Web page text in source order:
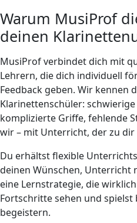
Warum MusiProf
deinen
MusiProf verbindet dich mit
Lehrern, die dich individuell
Feedback geben. Wir kennen
Klarinettenschüler:
komplizierte Griffe, fehlende
wir – mit Unterricht, der zu dir
Du erhältst flexible
deinen Wünschen, Unterricht
eine Lernstrategie, die
Fortschritte sehen und spielst
begeistern.